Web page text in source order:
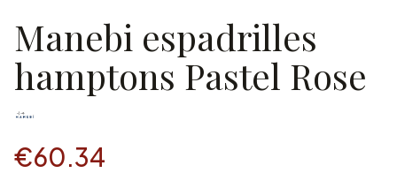
Manebi espadrilles
hamptons Pastel Rose
€60.34